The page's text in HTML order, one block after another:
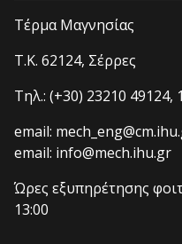
Τέρμα Μαγνησίας
T.K. 62124, Σέρρες
Τηλ.: (+30) 23210 49124,
email:
email: info@mech.ihu.gr
Ώρες εξυπηρέτησης
13:00